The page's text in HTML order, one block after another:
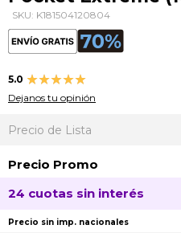
la
galería
de
SKU: K181504120804
5.0 Valoración:
100
% of100
Dejanos tu opinión
Precio de Lista
Precio Promo
24 cuotas sin interés
Precio sin imp. nacionales